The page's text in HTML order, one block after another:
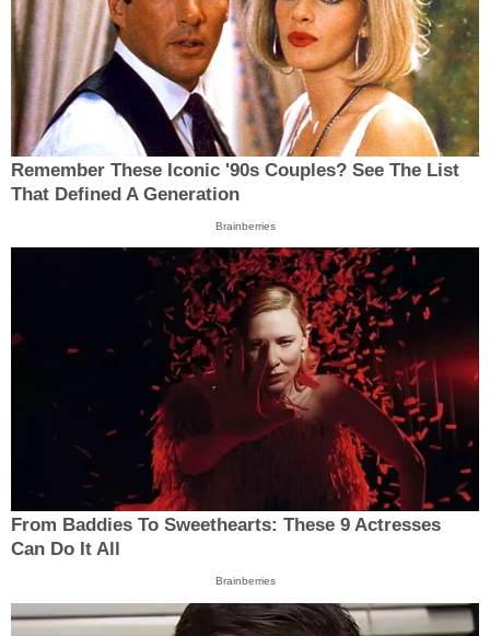
Remember These Iconic '90s Couples? See The List
That Defined A Generation
Brainberries
From Baddies To Sweethearts: These 9 Actresses
Can Do It All
Brainberries